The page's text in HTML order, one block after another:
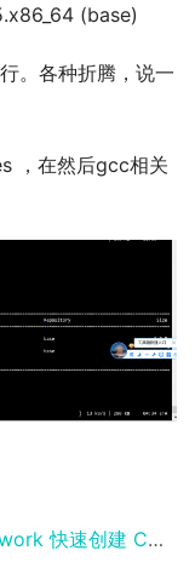
(base)
。各种折腾，说一
，在然后gcc相关
CMS 内容管理系统